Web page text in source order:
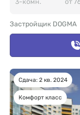
3-комн.
от
Застройщик DOGMA
Сдача: 2 кв. 2024
Комфорт класс